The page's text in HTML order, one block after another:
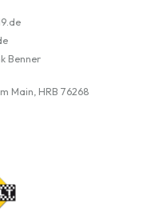
Benner
Main, HRB 76268